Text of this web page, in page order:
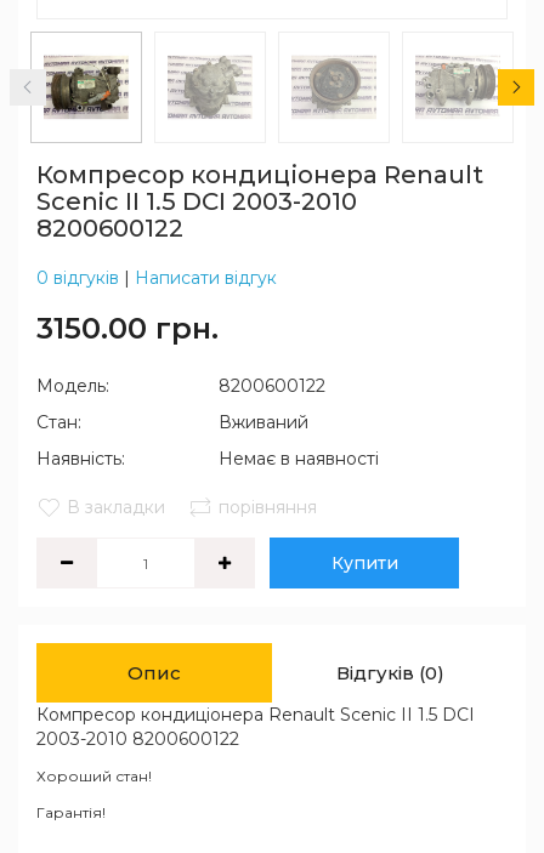
Компресор кондиціонера Renault
Scenic II 1.5 DCI 2003-2010
8200600122
0 відгуків | Написати відгук
3150.00 грн.
Модель:
8200600122
Стан:
Вживаний
Наявність:
Немає в наявності
В закладки порівняння
Купити
Опис Відгуків (0)
Компресор кондиціонера Renault Scenic II 1.5 DCI
2003-2010 8200600122
Хороший стан!
Гарантія!